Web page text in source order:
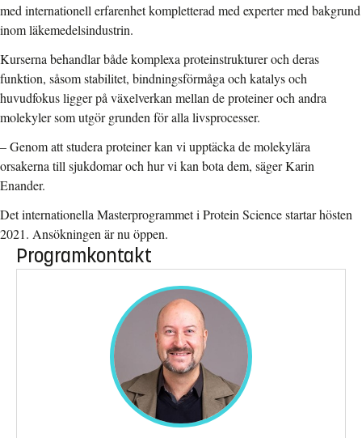
med internationell erfarenhet kompletterad med experter med bakgrund
inom läkemedelsindustrin.
Kurserna behandlar både komplexa proteinstrukturer och deras
funktion, såsom stabilitet, bindningsförmåga och katalys och
huvudfokus ligger på växelverkan mellan de proteiner och andra
molekyler som utgör grunden för alla livsprocesser.
– Genom att studera proteiner kan vi upptäcka de molekylära
orsakerna till sjukdomar och hur vi kan bota dem, säger Karin
Enander.
Det internationella Masterprogrammet i Protein Science startar hösten
2021. Ansökningen är nu öppen.
Programkontakt